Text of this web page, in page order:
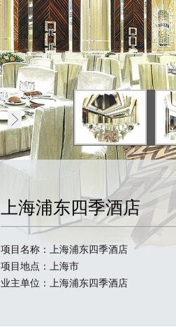
上海浦东四季酒店
项目名称：上海浦东四季酒店
项目地点：上海市
业主单位：上海浦东四季酒店